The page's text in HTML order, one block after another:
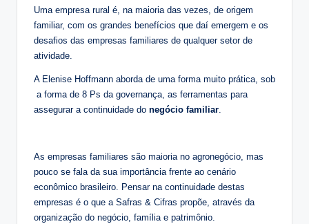
Uma empresa rural é, na maioria das vezes, de origem
familiar, com os grandes benefícios que daí emergem e os
desafios das empresas familiares de qualquer setor de
atividade.
A Elenise Hoffmann aborda de uma forma muito prática, sob
a forma de 8 Ps da governança, as ferramentas para
assegurar a continuidade do negócio familiar.
As empresas familiares são maioria no agronegócio, mas
pouco se fala da sua importância frente ao cenário
econômico brasileiro. Pensar na continuidade destas
empresas é o que a Safras & Cifras propõe, através da
organização do negócio, família e patrimônio.